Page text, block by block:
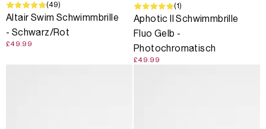
(49)
Altair Swim Schwimmbrille
- Schwarz/Rot
£49.99
(1)
Aphotic II Schwimmbrille
Fluo Gelb -
Photochromatisch
£49.99